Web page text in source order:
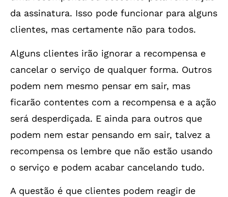
da assinatura. Isso pode funcionar para alguns
clientes, mas certamente não para todos.
Alguns clientes irão ignorar a recompensa e
cancelar o serviço de qualquer forma. Outros
podem nem mesmo pensar em sair, mas
ficarão contentes com a recompensa e a ação
será desperdiçada. E ainda para outros que
podem nem estar pensando em sair, talvez a
recompensa os lembre que não estão usando
o serviço e podem acabar cancelando tudo.
A questão é que clientes podem reagir de